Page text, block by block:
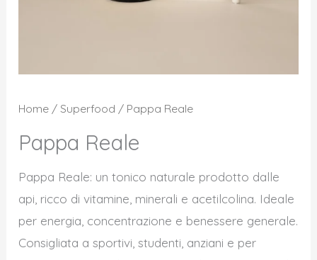
Home /Superfood / Pappa Reale
Pappa Reale
Pappa Reale: un tonico naturale prodotto dalle
api, ricco di vitamine, minerali e acetilcolina. Ideale
per energia, concentrazione e benessere generale.
Consigliata a sportivi, studenti, anziani e per